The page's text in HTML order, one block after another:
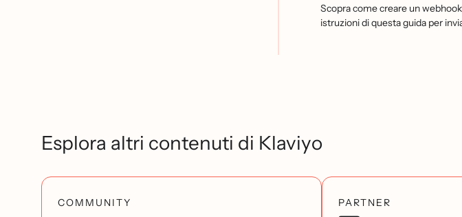
Scopra come creare un
istruzioni di questa guida per
Esplora altri contenuti di Klaviyo
COMMUNITY PARTNER